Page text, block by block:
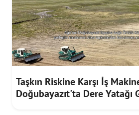
Taşkın Riskine Karşı İş
Doğubayazıt'ta Dere